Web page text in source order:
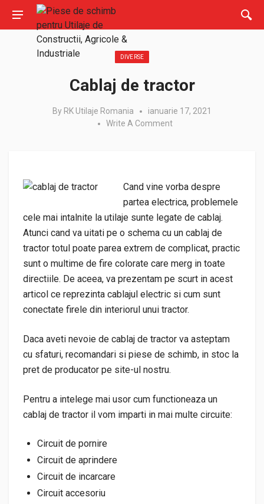
Posted in:
DIVERSE
Cablaj de tractor
By RK Utilaje Romania
ianuarie 17, 2021
Write A Comment
Cand vine vorba despre
partea electrica, problemele
cele mai intalnite la utilaje sunte legate de cablaj.
Atunci cand va uitati pe o schema cu un cablaj de
tractor totul poate parea extrem de complicat, practic
sunt o multime de fire colorate care merg in toate
directiile. De aceea, va prezentam pe scurt in acest
articol ce reprezinta cablajul electric si cum sunt
conectate firele din interiorul unui tractor.
Daca aveti nevoie de cablaj de tractor va asteptam
cu sfaturi, recomandari si piese de schimb, in stoc la
pret de producator pe site-ul nostru.
Pentru a intelege mai usor cum functioneaza un
cablaj de tractor il vom imparti in mai multe circuite:
Circuit de pornire
Circuit de aprindere
Circuit de incarcare
Circuit accesoriu